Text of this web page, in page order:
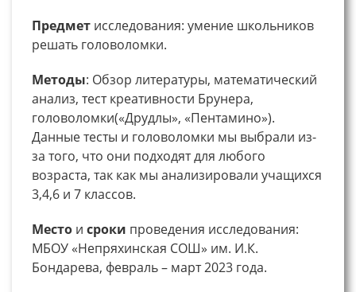
Предмет исследования: умение школьников
решать головоломки.
Методы: Обзор литературы, математический
анализ, тест креативности Брунера,
головоломки(«Друдлы», «Пентамино»).
Данные тесты и головоломки мы выбрали из-
за того, что они подходят для любого
возраста, так как мы анализировали учащихся
3,4,6 и 7 классов.
Место и сроки проведения исследования:
МБОУ «Непряхинская СОШ» им. И.К.
Бондарева, февраль – март 2023 года.